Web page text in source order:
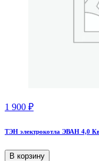
1 900 ₽
ТЭН электрокотла ЭВАН 4,0
В корзину